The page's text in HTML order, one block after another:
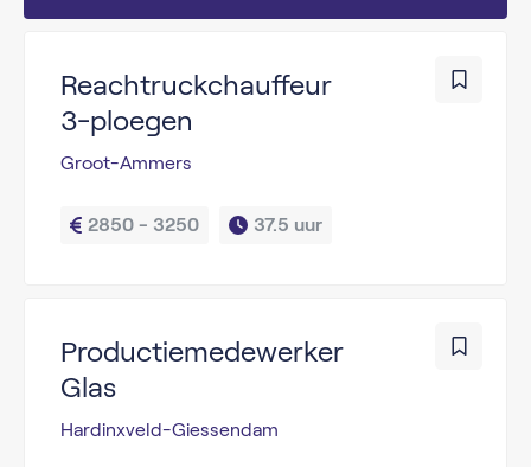
Reachtruckchauffeur
3-ploegen
Groot-Ammers
2850 - 3250 37.5 uur
Productiemedewerker
Glas
Hardinxveld-Giessendam